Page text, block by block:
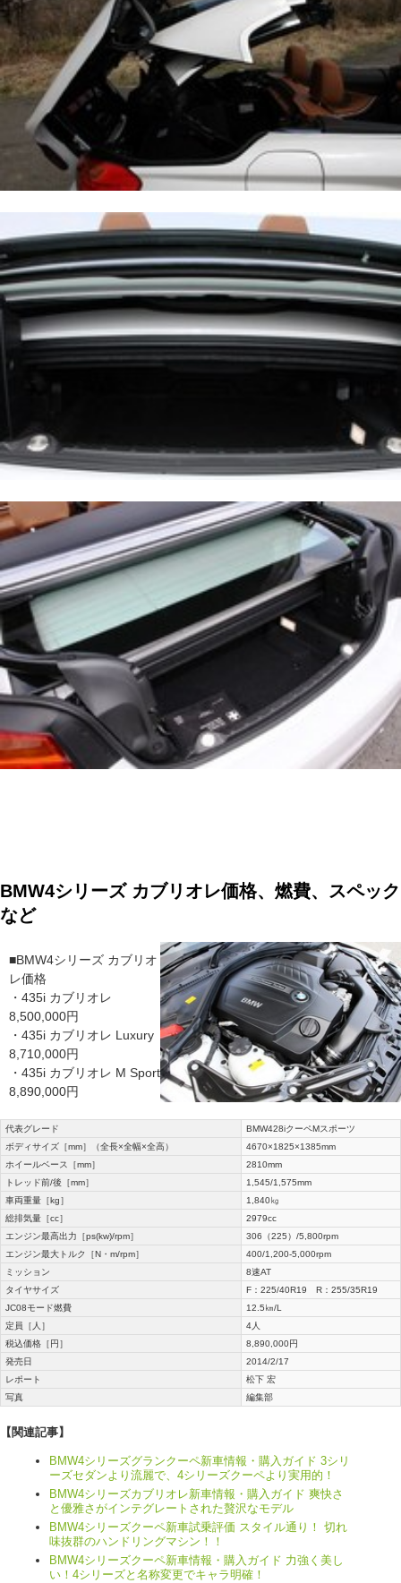
BMW4シリーズ カブリオレ価格、燃費、スペック
など
■BMW4シリーズ カブリオ
レ価格
・435i カブリオレ
8,500,000円
・435i カブリオレ Luxury
8,710,000円
・435i カブリオレ M Sport
8,890,000円
代表グレード
BMW428iクーペMスポーツ
ボディサイズ［mm］（全長×全幅×全高）
4670×1825×1385mm
ホイールベース［mm］
2810mm
トレッド前/後［mm］
1,545/1,575mm
車両重量［kg］
1,840㎏
総排気量［cc］
2979cc
エンジン最高出力［ps(kw)/rpm］
306（225）/5,800rpm
エンジン最大トルク［N・m/rpm］
400/1,200-5,000rpm
ミッション
8速AT
タイヤサイズ
F：225/40R19 R：255/35R19
JC08モード燃費
12.5㎞/L
定員［人］
4人
税込価格［円］
8,890,000円
発売日
2014/2/17
レポート
松下 宏
写真
編集部
【関連記事】
BMW4シリーズグランクーペ新車情報・購入ガイド 3シリ
ーズセダンより流麗で、4シリーズクーペより実用的！
BMW4シリーズカブリオレ新車情報・購入ガイド 爽快さ
と優雅さがインテグレートされた贅沢なモデル
BMW4シリーズクーペ新車試乗評価 スタイル通り！ 切れ
味抜群のハンドリングマシン！！
BMW4シリーズクーペ新車情報・購入ガイド 力強く美し
い！4シリーズと名称変更でキャラ明確！